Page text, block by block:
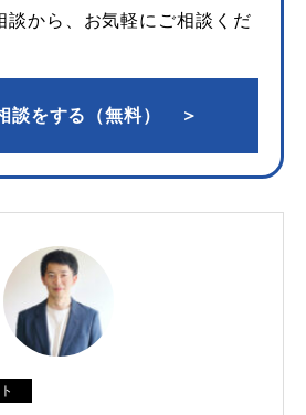
談から、お気軽にご相談くだ
談をする（無料） ＞